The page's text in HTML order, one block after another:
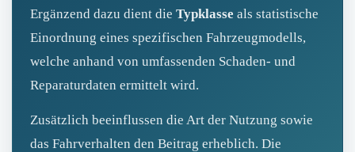
Ergänzend dazu dient die Typklasse als statistische
Einordnung eines spezifischen Fahrzeugmodells,
welche anhand von umfassenden Schaden- und
Reparaturdaten ermittelt wird.
Zusätzlich beeinflussen die Art der Nutzung sowie
das Fahrverhalten den Beitrag erheblich. Die